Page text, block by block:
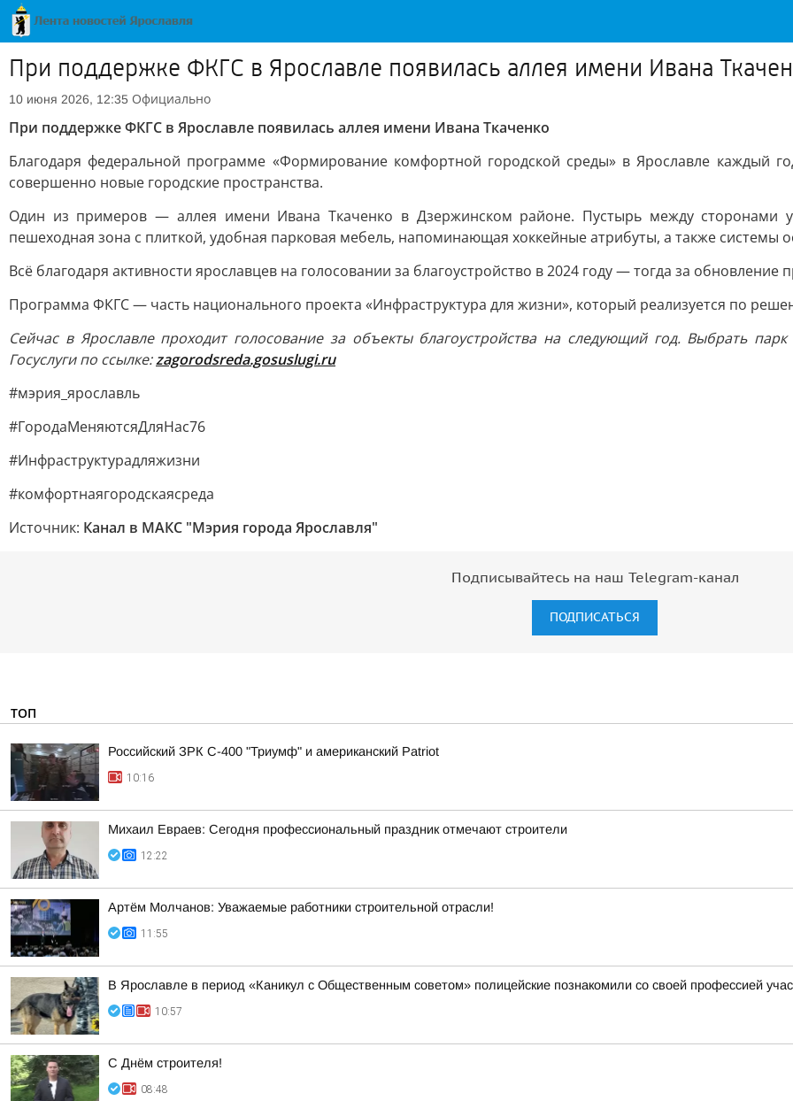
При поддержке ФКГС в Ярославле появилась аллея имени Ивана
10 июня 2026, 12:35 Официально
При поддержке ФКГС в Ярославле появилась аллея имени Ивана Ткаченко
Благодаря федеральной программе «Формирование комфортной городской среды» в Ярославле каждый
совершенно новые городские пространства.
Один из примеров — аллея имени Ивана Ткаченко в Дзержинском районе. Пустырь между сторонами
пешеходная зона с плиткой, удобная парковая мебель, напоминающая хоккейные атрибуты, а также системы
Всё благодаря активности ярославцев на голосовании за благоустройство в 2024 году — тогда за
Программа ФКГС — часть национального проекта «Инфраструктура для жизни», который реализуется по
Сейчас в Ярославле проходит голосование за объекты благоустройства на следующий год. Выбрать
Госуслуги по ссылке:zagorodsreda.gosuslugi.ru
#мэрия_ярославль
#ГородаМеняютсяДляНас76
#Инфраструктурадляжизни
#комфортнаягородскаясреда
Источник: Канал в МАКС "Мэрия города Ярославля"
Подписывайтесь на наш Telegram-канал
ПОДПИСАТЬСЯ
ТОП
Российский ЗРК С-400 "Триумф" и американский Patriot
10:16
Михаил Евраев: Сегодня профессиональный праздник отмечают строители
12:22
Артём Молчанов: Уважаемые работники строительной отрасли!
11:55
В Ярославле в период «Каникул с Общественным советом» полицейские познакомили со своей профессией
10:57
С Днём строителя!
08:48